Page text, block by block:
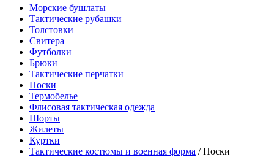
Морские бушлаты
Тактические рубашки
Толстовки
Свитера
Футболки
Брюки
Тактические перчатки
Носки
Термобелье
Флисовая тактическая одежда
Шорты
Жилеты
Куртки
Тактические костюмы и военная форма /Носки